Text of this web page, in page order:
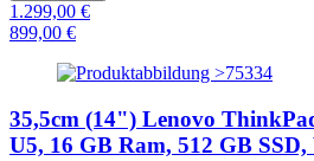
1.299,00 €
899,00 €
35,5cm (14") Lenovo
U5, 16 GB Ram, 512 GB